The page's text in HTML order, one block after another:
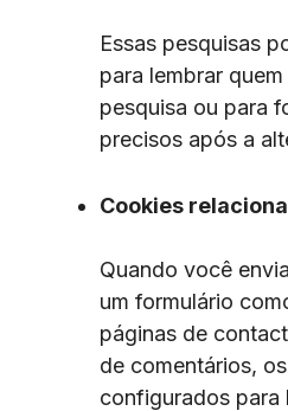
Essas pesquisas
para lembrar
pesquisa ou para
precisos após a
Cookies
Quando você
um formulário
páginas de
de comentários,
configurados para